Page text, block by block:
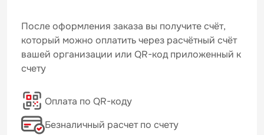
После оформления заказа вы получите счёт,
который можно оплатить через расчётный счёт
вашей организации или QR-код приложенный к
счету
Оплата по QR-коду
Безналичный расчет по счету